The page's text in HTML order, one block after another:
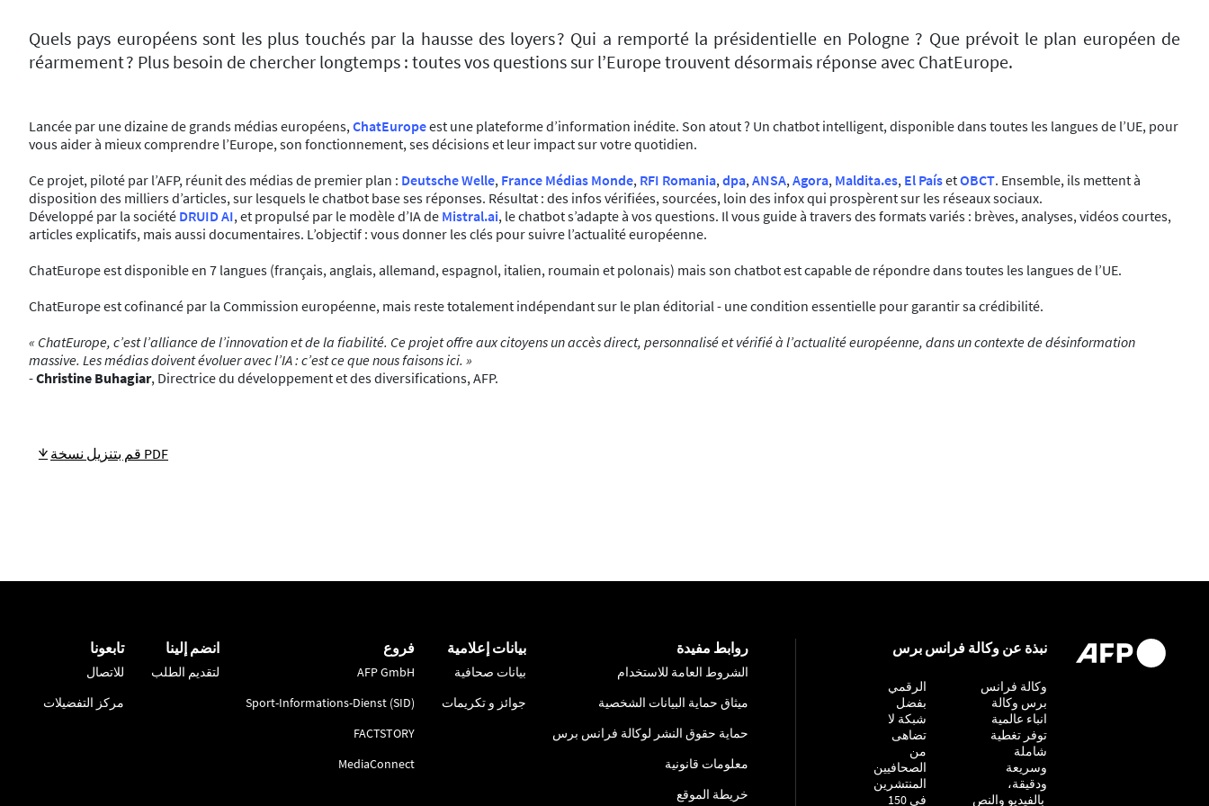
Quels pays européens sont les plus touchés par la hausse des loyers ? Qui a remporté la présidentielle en Pologne ? Que prévoit le plan européen de
réarmement ? Plus besoin de chercher longtemps : toutes vos questions sur l’Europe trouvent désormais réponse avec ChatEurope.
Lancée par une dizaine de grands médias européens,ChatEuropeest une plateforme d’information inédite. Son atout ? Un chatbot intelligent, disponible dans toutes les langues de l’UE, pour
vous aider à mieux comprendre l’Europe, son fonctionnement, ses décisions et leur impact sur votre quotidien.
Ce projet, piloté par l’AFP, réunit des médias de premier plan : Deutsche Welle, France Médias Monde, RFI Romania,dpa,ANSA,Agora, Maldita.es, El PaísetOBCT. Ensemble, ils mettent à
disposition des milliers d’articles, sur lesquels le chatbot base ses réponses. Résultat : des infos vérifiées, sourcées, loin des infox qui prospèrent sur les réseaux sociaux.
Développé par la société DRUID AI, et propulsé par le modèle d’IA de Mistral.ai, le chatbot s’adapte à vos questions. Il vous guide à travers des formats variés : brèves, analyses, vidéos courtes,
articles explicatifs, mais aussi documentaires. L’objectif : vous donner les clés pour suivre l’actualité européenne.
ChatEurope est disponible en 7 langues (français, anglais, allemand, espagnol, italien, roumain et polonais) mais son chatbot est capable de répondre dans toutes les langues de l’UE.
ChatEurope est cofinancé par la Commission européenne, mais reste totalement indépendant sur le plan éditorial - une condition essentielle pour garantir sa crédibilité.
« ChatEurope, c’est l’alliance de l’innovation et de la fiabilité. Ce projet offre aux citoyens un accès direct, personnalisé et vérifié à l’actualité européenne, dans un contexte de désinformation
massive. Les médias doivent évoluer avec l’IA : c’est ce que nous faisons ici. »
-Christine Buhagiar, Directrice du développement et des diversifications, AFP.
قم بتنزيل نسخة PDF
نبذة عن وكالة فرانس برس
وكالة فرانس
برس وكالة
انباء عالمية
توفر تغطية
شاملة
وسريعة
ودقيقة،
بالفيديو والنص
الرقمي
بفضل
شبكة لا
تضاهى
من
الصحافيين
المنتشرين
في 150
روابط مفيدة
الشروط العامة للاستخدام
ميثاق حماية البيانات الشخصية
حماية حقوق النشر لوكالة فرانس برس
معلومات قانونية
خريطة الموقع
بيانات إعلامية
بيانات صحافية
جوائز و تكريمات
فروع
AFP GmbH
Sport-Informations-Dienst (SID)
FACTSTORY
MediaConnect
انضم إلينا
لتقديم الطلب
تابعونا
للاتصال
مركز التفضيلات